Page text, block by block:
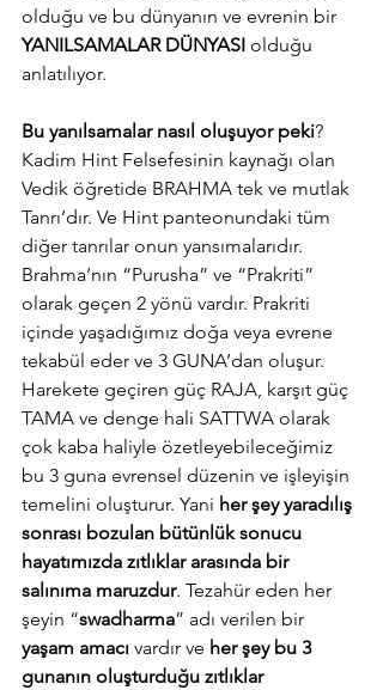
olduğu ve bu dünyanın ve evrenin bir
YANILSAMALAR DÜNYASI olduğu
anlatılıyor.
Bu yanılsamalar nasıl oluşuyor peki?
Kadim Hint Felsefesinin kaynağı olan
Vedik öğretide BRAHMA tek ve mutlak
Tanrı’dır. Ve Hint panteonundaki tüm
diğer tanrılar onun yansımalarıdır.
Brahma’nın “Purusha” ve “Prakriti”
olarak geçen 2 yönü vardır. Prakriti
içinde yaşadığımız doğa veya evrene
tekabül eder ve 3 GUNA’dan oluşur.
Harekete geçiren güç RAJA, karşıt güç
TAMA ve denge hali SATTWA olarak
çok kaba haliyle özetleyebileceğimiz
bu 3 guna evrensel düzenin ve işleyişin
temelini oluşturur. Yani her şey yaradılış
sonrası bozulan bütünlük sonucu
hayatımızda zıtlıklar arasında bir
salınıma maruzdur. Tezahür eden her
şeyin “swadharma” adı verilen bir
yaşam amacı vardır ve her şey bu 3
gunanın oluşturduğu zıtlıklar